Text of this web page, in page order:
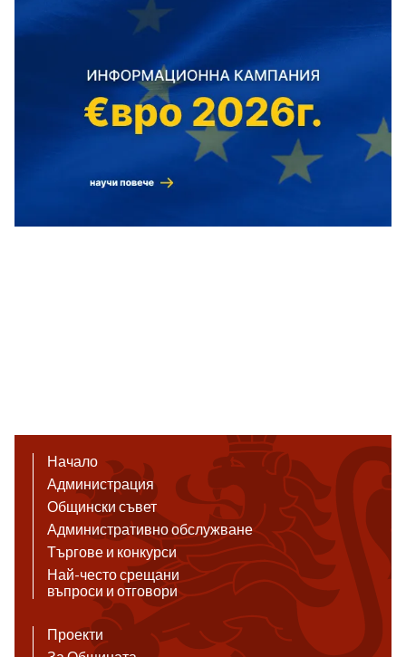
Начало
Администрация
Общински съвет
Административно обслужване
Търгове и конкурси
Най-често срещани
въпроси и отговори
Проекти